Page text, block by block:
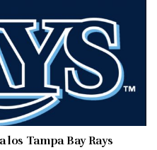
los Tampa Bay Rays